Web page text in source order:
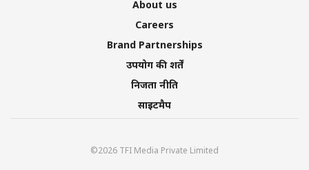
About us
Careers
Brand Partnerships
उपयोग की शर्तें
निजता नीति
साइटमैप
©2026 TFI Media Private Limited